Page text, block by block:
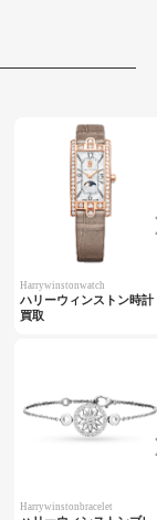
Harrywinstonwatch
ハリーウィンストン時計
買取
Harrywinstonbracelet